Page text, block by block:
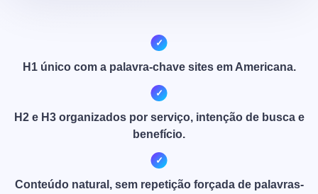
H1 único com a palavra-chave sites em Americana.
H2 e H3 organizados por serviço, intenção de busca e
benefício.
Conteúdo natural, sem repetição forçada de palavras-